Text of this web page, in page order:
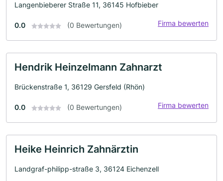
Langenbieberer Straße 11, 36145 Hofbieber
0.0 (0 Bewertungen) Firma bewerten
Hendrik Heinzelmann Zahnarzt
Brückenstraße 1, 36129 Gersfeld (Rhön)
0.0 (0 Bewertungen) Firma bewerten
Heike Heinrich Zahnärztin
Landgraf-philipp-straße 3, 36124 Eichenzell